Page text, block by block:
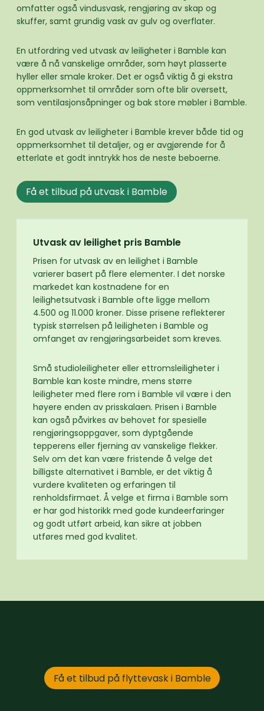
omfatter også vindusvask, rengjøring av skap og
skuffer, samt grundig vask av gulv og overflater.
En utfordring ved utvask av leiligheter i Bamble kan
være å nå vanskelige områder, som høyt plasserte
hyller eller smale kroker. Det er også viktig å gi ekstra
oppmerksomhet til områder som ofte blir oversett,
som ventilasjonsåpninger og bak store møbler i Bamble.
En god utvask av leiligheter i Bamble krever både tid og
oppmerksomhet til detaljer, og er avgjørende for å
etterlate et godt inntrykk hos de neste beboerne.
Få et tilbud på utvask i Bamble
Utvask av leilighet pris Bamble
Prisen for utvask av en leilighet i Bamble
varierer basert på flere elementer. I det norske
markedet kan kostnadene for en
leilighetsutvask i Bamble ofte ligge mellom
4.500 og 11.000 kroner. Disse prisene reflekterer
typisk størrelsen på leiligheten i Bamble og
omfanget av rengjøringsarbeidet som kreves.
Små studioleiligheter eller ettromsleiligheter i
Bamble kan koste mindre, mens større
leiligheter med flere rom i Bamble vil være i den
høyere enden av prisskalaen. Prisen i Bamble
kan også påvirkes av behovet for spesielle
rengjøringsoppgaver, som dyptgående
tepperens eller fjerning av vanskelige flekker.
Selv om det kan være fristende å velge det
billigste alternativet i Bamble, er det viktig å
vurdere kvaliteten og erfaringen til
renholdsfirmaet. Å velge et firma i Bamble som
er har god historikk med gode kundeerfaringer
og godt utført arbeid, kan sikre at jobben
utføres med god kvalitet.
Få et tilbud på flyttevask i Bamble